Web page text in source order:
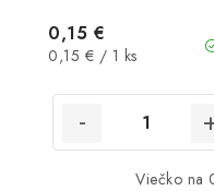
0,15 €
Jednotková
0,15 € / 1 ks
Viečko na